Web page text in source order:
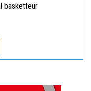
basketteur